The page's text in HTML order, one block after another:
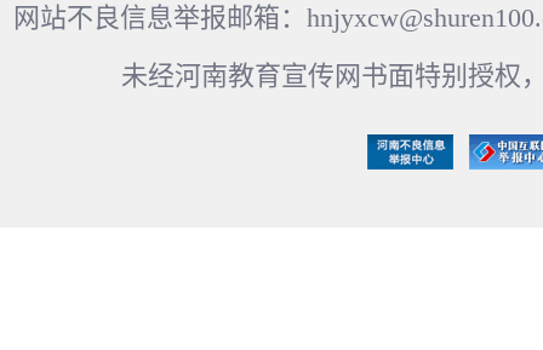
网站不良信息举报邮箱：
未经河南教育宣传网书面特别授权